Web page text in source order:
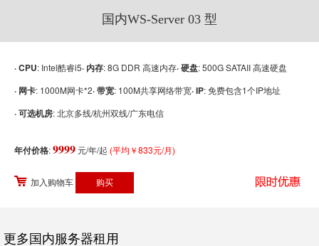
国内WS-Server 03 型
· CPU: Intel酷睿i5· 内存: 8G DDR 高速内存· 硬盘: 500G SATAII 高速硬盘
· 网卡: 1000M网卡*2· 带宽: 100M共享网络带宽· IP: 免费包含1个IP地址
· 可选机房: 北京多线/杭州双线/广东电信
年付价格:9999元/年/起 (平均￥833元/月)
加入购物车
更多国内服务器租用